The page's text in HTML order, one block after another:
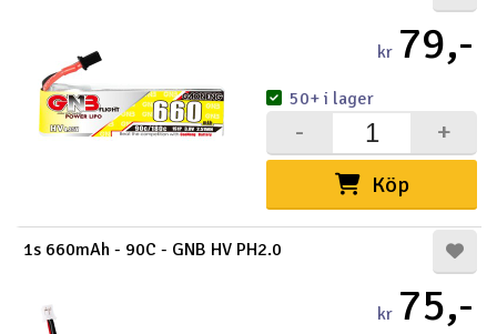
Solenergi
Verktyg, utrustning och tillbehör
kr 79,-
Köp
+
-
50+ i lager
1s 660mAh - 90C - GNB HV PH2.0
kr 75,-